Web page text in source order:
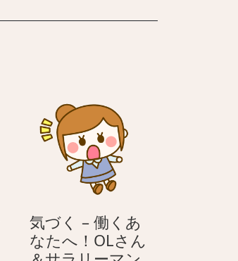
だ
気づく – 働くあ
なたへ！OLさん